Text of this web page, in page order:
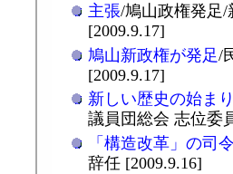
主張/鳩山政権発足/
[2009.9.17]
鳩山新政権が発足/
[2009.9.17]
新しい歴史の始ま
議員団総会 志位委
「構造改革」の司
辞任 [2009.9.16]